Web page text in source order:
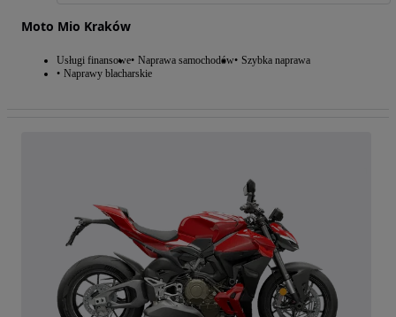
Moto Mio Kraków
Usługi finansowe Naprawa samochodów Szybka naprawa
Naprawy blacharskie